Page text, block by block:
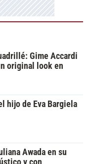
Gime Accardi
original look en
hijo de Eva Bargiela
Awada en su
y con